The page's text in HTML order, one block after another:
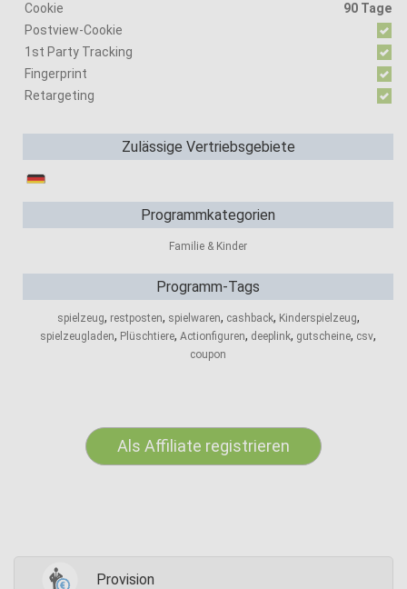
Cookie
90 Tage
Postview-Cookie
1st Party Tracking
Fingerprint
Retargeting
Zulässige Vertriebsgebiete
Programmkategorien
Familie & Kinder
Programm-Tags
spielzeug, restposten, spielwaren, cashback, Kinderspielzeug,
spielzeugladen, Plüschtiere, Actionfiguren, deeplink, gutscheine, csv,
coupon
Als Affiliate registrieren
Provision